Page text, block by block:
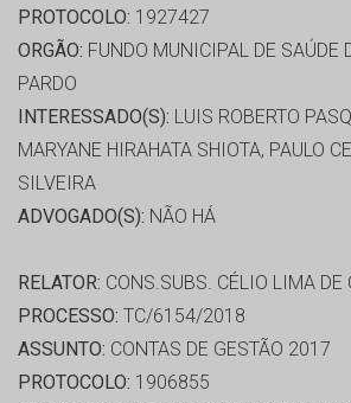
PROTOCOLO: 1927427
ORGÃO: FUNDO MUNICIPAL DE SAÚDE
PARDO
INTERESSADO(S): LUIS ROBERTO
MARYANE HIRAHATA SHIOTA, PAULO
SILVEIRA
ADVOGADO(S): NÃO HÁ
RELATOR: CONS.SUBS. CÉLIO LIMA DE
PROCESSO: TC/6154/2018
ASSUNTO: CONTAS DE GESTÃO 2017
PROTOCOLO: 1906855